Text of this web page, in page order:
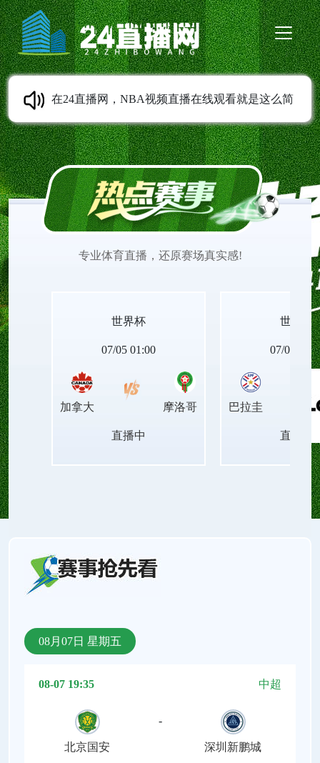
在24直播网，NBA视频直播在线观看就是这么简
单。我们提供NBA免费直播高清无插件、NBA在线
直播免费观看、NBA季后赛直播、NBA常规赛直
连胜纪录、NBA最新赛程、NBA伤病名单。还有
的时间还给看球！
专业体育直播，还原赛场真实感!
世界杯
07/05 01:00
加拿大 摩洛哥
直播中
世界杯
07/05
巴拉圭
直播中
08月07日 星期五
08-07 19:35 中超
北京国安
-
深圳新鹏城